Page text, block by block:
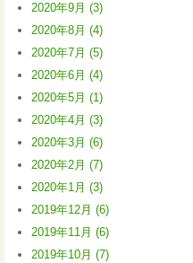
2020年9月 (3)
2020年8月 (4)
2020年7月 (5)
2020年6月 (4)
2020年5月 (1)
2020年4月 (3)
2020年3月 (6)
2020年2月 (7)
2020年1月 (3)
2019年12月 (6)
2019年11月 (6)
2019年10月 (7)